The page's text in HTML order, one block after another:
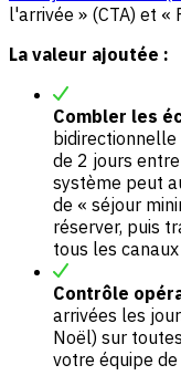
l'arrivée » (CTA) et «
La valeur ajoutée :
Combler les
bidirectionnelle
de 2 jours
système peut
de « séjour
réserver, puis
tous les
Contrôle
arrivées les
Noël) sur
votre équipe